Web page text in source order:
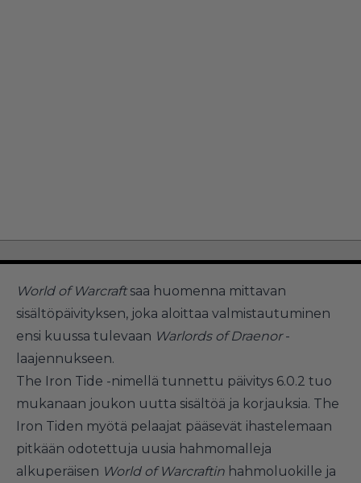
World of Warcraftsaa huomenna mittavan
sisältöpäivityksen, joka aloittaa valmistautuminen
ensi kuussa tulevaan Warlords of Draenor-
laajennukseen.
The Iron Tide -nimellä tunnettu päivitys 6.0.2 tuo
mukanaan joukon uutta sisältöä ja korjauksia. The
Iron Tiden myötä pelaajat pääsevät ihastelemaan
pitkään odotettuja uusia hahmomalleja
alkuperäisen World of Warcraftin hahmoluokille ja